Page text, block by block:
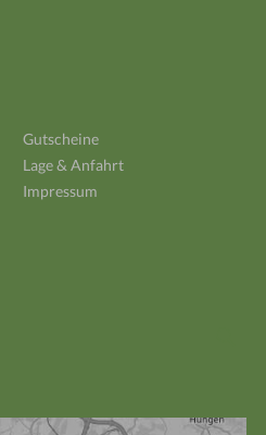
Gutscheine
Lage & Anfahrt
Impressum